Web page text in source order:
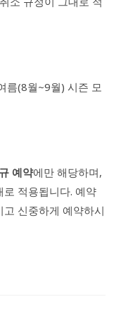
름(8월~9월) 시즌 모
예약에만 해당하며,
적용됩니다. 예약
신중하게 예약하시